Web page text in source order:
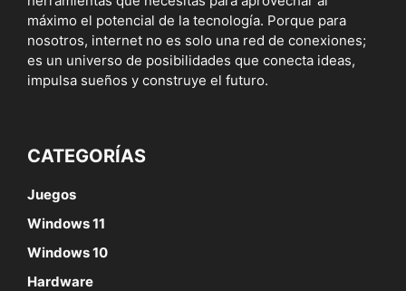
máximo el potencial de la tecnología. Porque para
nosotros, internet no es solo una red de conexiones;
es un universo de posibilidades que conecta ideas,
impulsa sueños y construye el futuro.
CATEGORÍAS
Juegos
Windows 11
Windows 10
Hardware